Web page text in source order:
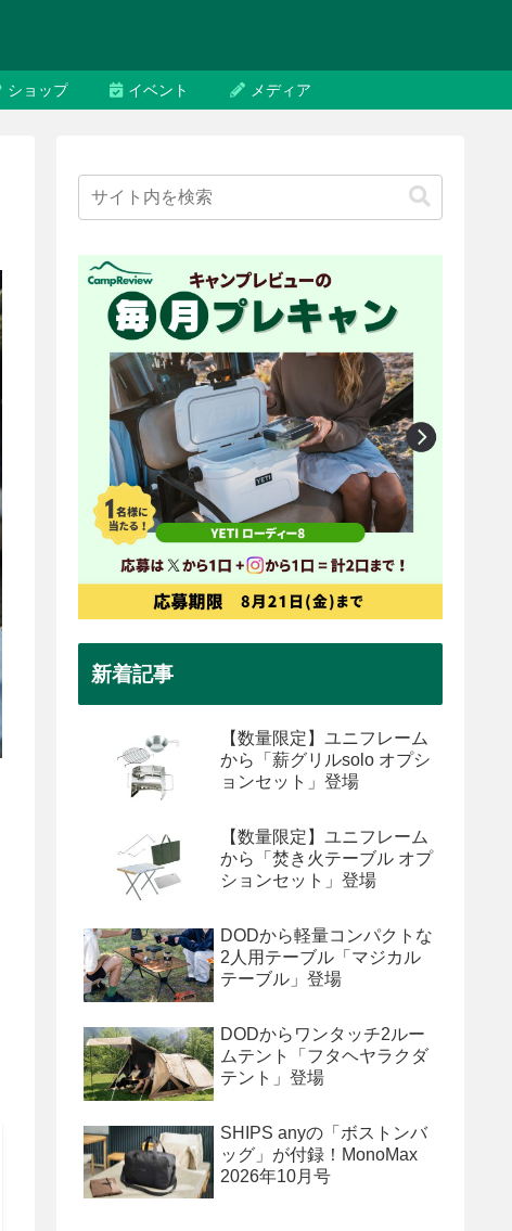
ショップ イベント メディア
新着記事
【数量限定】ユニフレーム
から「薪グリルsolo オプシ
ョンセット」登場
【数量限定】ユニフレーム
から「焚き火テーブル オプ
ションセット」登場
DODから軽量コンパクトな
2人用テーブル「マジカル
テーブル」登場
DODからワンタッチ2ルー
ムテント「フタヘヤラクダ
テント」登場
SHIPS anyの「ボストンバ
ッグ」が付録！MonoMax
2026年10月号